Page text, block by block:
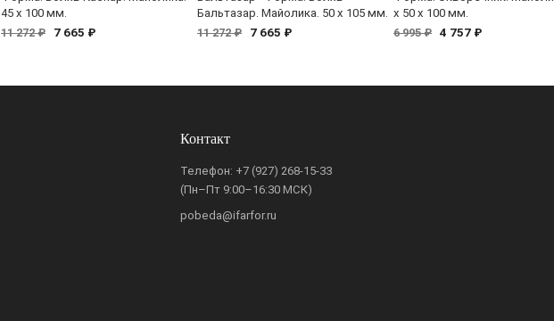
45 x 100 мм.
11 272 ₽
7 665 ₽
Бальтазар. Майолика. 50 x 105 мм.
11 272 ₽
7 665 ₽
x 50 x 100 мм.
6 995 ₽ 4 757 ₽
Контакт
Телефон: +7 (927) 268-15-33
(Пн–Пт 9:00–16:30 МСК)
pobeda@ifarfor.ru